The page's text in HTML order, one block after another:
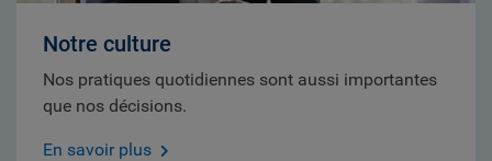
Notre culture
Nos pratiques quotidiennes sont aussi importantes
que nos décisions.
En savoir plus